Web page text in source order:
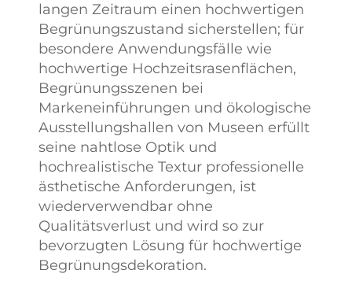
langen Zeitraum einen hochwertigen
Begrünungszustand sicherstellen; für
besondere Anwendungsfälle wie
hochwertige Hochzeitsrasenflächen,
Begrünungsszenen bei
Markeneinführungen und ökologische
Ausstellungshallen von Museen erfüllt
seine nahtlose Optik und
hochrealistische Textur professionelle
ästhetische Anforderungen, ist
wiederverwendbar ohne
Qualitätsverlust und wird so zur
bevorzugten Lösung für hochwertige
Begrünungsdekoration.